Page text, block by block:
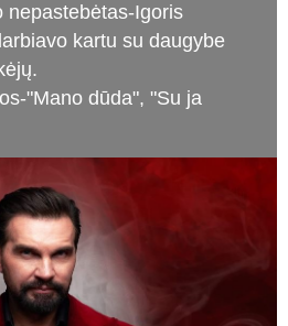
nepastebėtas-Igoris
kartu su daugybe
"Mano dūda", "Su ja